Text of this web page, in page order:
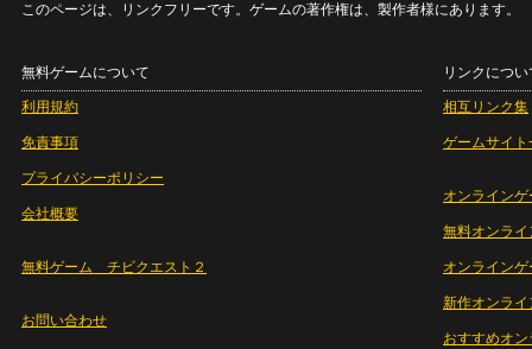
このページは、リンクフリーです。ゲームの著作権は、製作者様にあります。
無料ゲームについて
利用規約
免責事項
プライバシーポリシー
会社概要
無料ゲーム チビクエスト２
お問い合わせ
リンクについ
相互リンク集
ゲームサイト
オンラインゲ
無料オンライ
オンライン
新作オンライ
おすすめオ